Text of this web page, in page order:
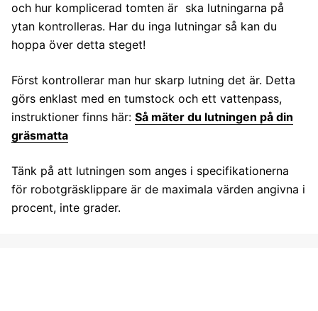
och hur komplicerad tomten är ska lutningarna på
ytan kontrolleras. Har du inga lutningar så kan du
hoppa över detta steget!
Först kontrollerar man hur skarp lutning det är. Detta
görs enklast med en tumstock och ett vattenpass,
instruktioner finns här: Så mäter du lutningen på din
gräsmatta
Tänk på att lutningen som anges i specifikationerna
för robotgräsklippare är de maximala värden angivna i
procent, inte grader.